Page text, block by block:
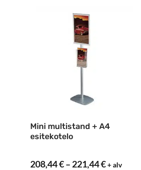
Mini multistand + A4
esitekotelo
208,44€– 221,44€+ alv